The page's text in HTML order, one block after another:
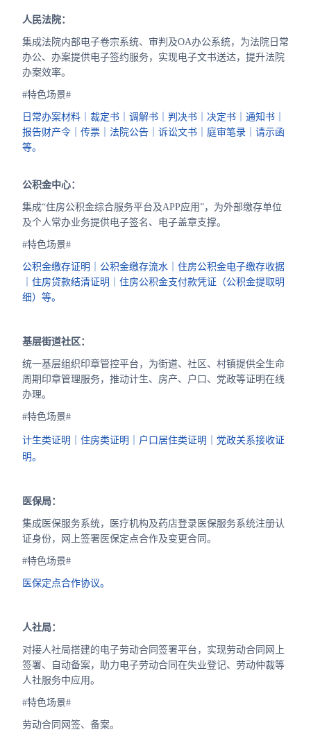
人民法院：
集成法院内部电子卷宗系统、审判及OA办公系统，为法院日常
办公、办案提供电子签约服务，实现电子文书送达，提升法院
办案效率。
#特色场景#
日常办案材料｜裁定书｜调解书｜判决书｜决定书｜通知书｜
报告财产令｜传票｜法院公告｜诉讼文书｜庭审笔录｜请示函
等。
公积金中心：
集成“住房公积金综合服务平台及APP应用”，为外部缴存单位
及个人常办业务提供电子签名、电子盖章支撑。
#特色场景#
公积金缴存证明｜公积金缴存流水｜住房公积金电子缴存收据
｜住房贷款结清证明｜住房公积金支付款凭证（公积金提取明
细）等。
基层街道社区：
统一基层组织印章管控平台，为街道、社区、村镇提供全生命
周期印章管理服务，推动计生、房产、户口、党政等证明在线
办理。
#特色场景#
计生类证明｜住房类证明｜户口居住类证明｜党政关系接收证
明。
医保局：
集成医保服务系统，医疗机构及药店登录医保服务系统注册认
证身份，网上签署医保定点合作及变更合同。
#特色场景#
医保定点合作协议。
人社局：
对接人社局搭建的电子劳动合同签署平台，实现劳动合同网上
签署、自动备案，助力电子劳动合同在失业登记、劳动仲裁等
人社服务中应用。
#特色场景#
劳动合同网签、备案。